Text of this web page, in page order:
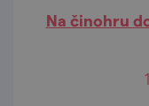
Na činohru